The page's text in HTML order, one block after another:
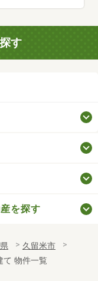
す
を探す
久留米市
て 物件一覧